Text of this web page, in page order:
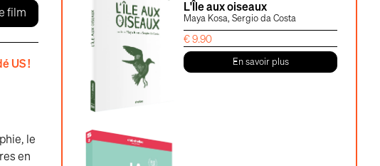
film
US !
le
en
L'Île aux oiseaux
Maya Kosa, Sergio da Costa
€9.90
En savoir plus